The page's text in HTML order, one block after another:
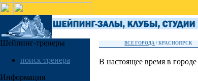
Шейпинг-тренеры
поиск тренера
Информация
ВСЕ ГОРОДА /КРАСНОЯРСК
В настоящее время в городе